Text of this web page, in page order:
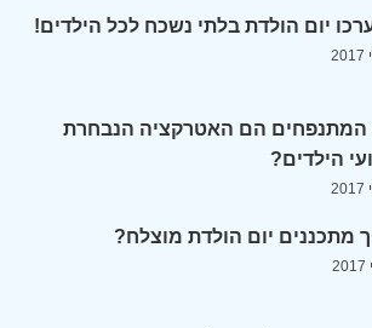
יום הולדת בלתי נשכח לכל הילדים!
המתנפחים הם האטרקציה הנבחרת
הילדים?
מתכננים יום הולדת מוצלח?